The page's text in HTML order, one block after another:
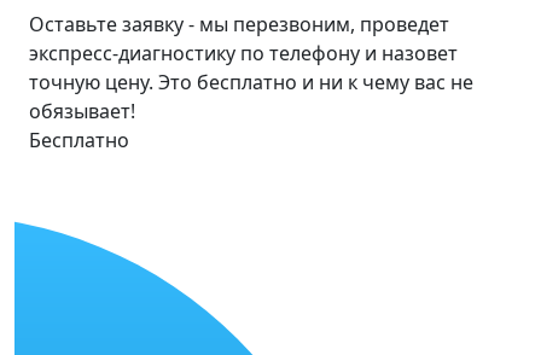
Оставьте заявку - мы перезвоним, проведет
экспресс-диагностику по телефону и назовет
точную цену. Это бесплатно и ни к чему вас не
обязывает!
Бесплатно